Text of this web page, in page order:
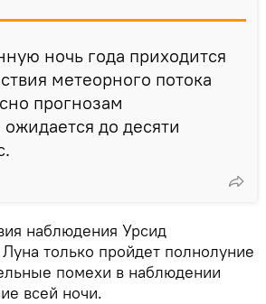
ночь года приходится
метеорного потока
прогнозам
до десяти
наблюдения Урсид
только пройдет полнолуние
помехи в наблюдении
всей ночи.